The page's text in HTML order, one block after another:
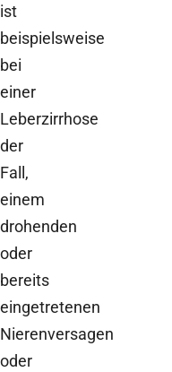
ist
beispielsweise
bei
einer
Leberzirrhose
der
Fall,
einem
drohenden
oder
bereits
eingetretenen
Nierenversagen
oder